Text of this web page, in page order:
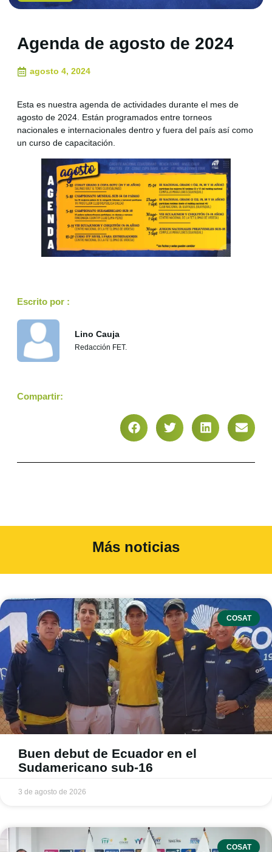
Agenda de agosto de 2024
agosto 4, 2024
Esta es nuestra agenda de actividades durante el mes de
agosto de 2024. Están programados entre torneos
nacionales e internacionales dentro y fuera del país así como
un curso de capacitación.
Escrito por :
Lino Cauja
Redacción FET.
Compartir:
Más noticias
COSAT
Buen debut de Ecuador en el
Sudamericano sub-16
3 de agosto de 2026
COSAT